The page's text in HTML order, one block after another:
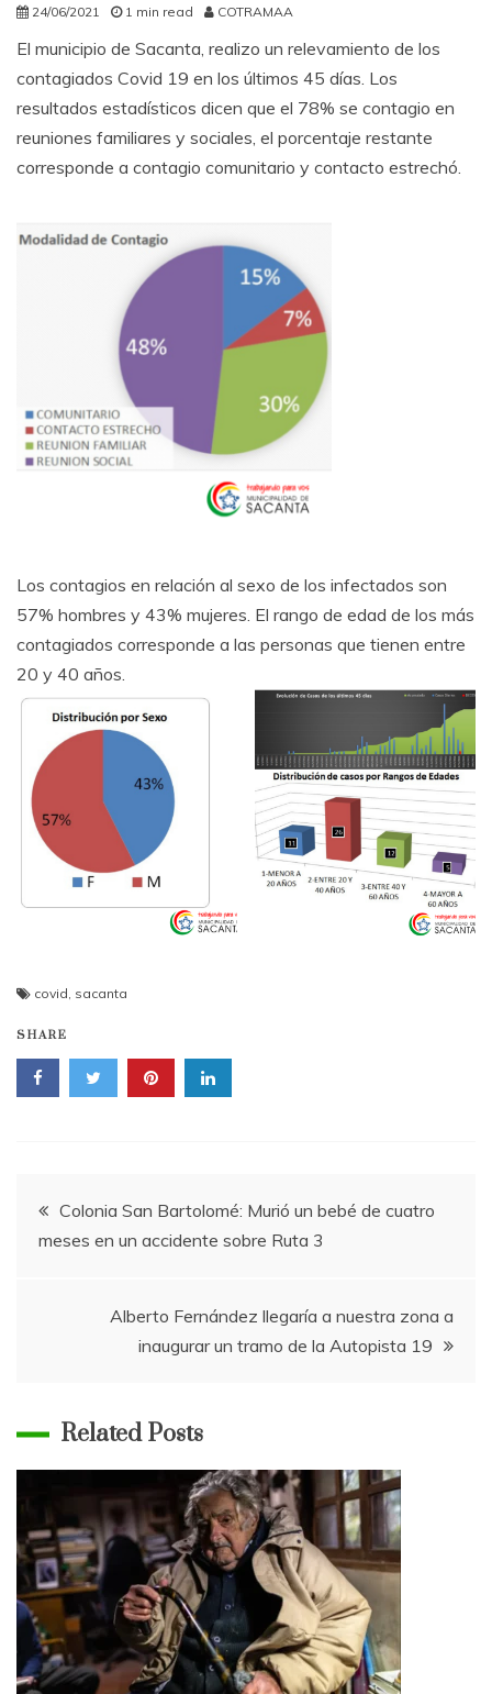
24/06/2021 1 min read COTRAMAA
El municipio de Sacanta, realizo un relevamiento de los
contagiados Covid 19 en los últimos 45 días. Los
resultados estadísticos dicen que el 78% se contagio en
reuniones familiares y sociales, el porcentaje restante
corresponde a contagio comunitario y contacto estrechó.
Los contagios en relación al sexo de los infectados son
57% hombres y 43% mujeres. El rango de edad de los más
contagiados corresponde a las personas que tienen entre
20 y 40 años.
covid sacanta
SHARE
Navegación
de
entradas
Colonia San Bartolomé: Murió un bebé de cuatro
meses en un accidente sobre Ruta 3
Alberto Fernández llegaría a nuestra zona a
inaugurar un tramo de la Autopista 19
Related Posts